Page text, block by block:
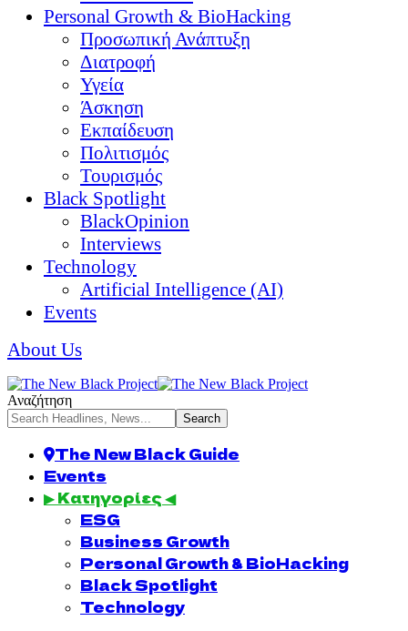
Personal Growth & BioHacking
Προσωπική Ανάπτυξη
Διατροφή
Υγεία
Άσκηση
Εκπαίδευση
Πολιτισμός
Τουρισμός
Black Spotlight
BlackOpinion
Interviews
Technology
Artificial Intelligence (AI)
Events
About Us
Αναζήτηση
The New Black Guide
Events
▶ Κατηγορίες ◀
ESG
Business Growth
Personal Growth & BioHacking
Black Spotlight
Technology